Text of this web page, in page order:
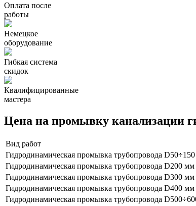
Оплата после
работы
Немецкое
оборудование
Гибкая система
скидок
Квалифицированные
мастера
Цена на промывку канализации
Вид работ
Гидродинамическая промывка трубопровода
Гидродинамическая промывка трубопровода D200 мм
Гидродинамическая промывка трубопровода D300 мм
Гидродинамическая промывка трубопровода D400 мм
Гидродинамическая промывка трубопровода